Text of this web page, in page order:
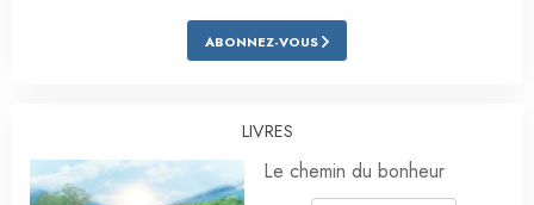
ABONNEZ-VOUS
LIVRES
Le chemin du bonheur